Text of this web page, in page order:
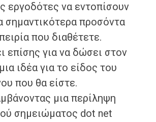
εργοδότες να εντοπίσουν
σημαντικότερα προσόντα
που διαθέτετε.
επίσης για να δώσει στον
ιδέα για το είδος του
που θα είστε.
μια περίληψη
σημειώματος dot net